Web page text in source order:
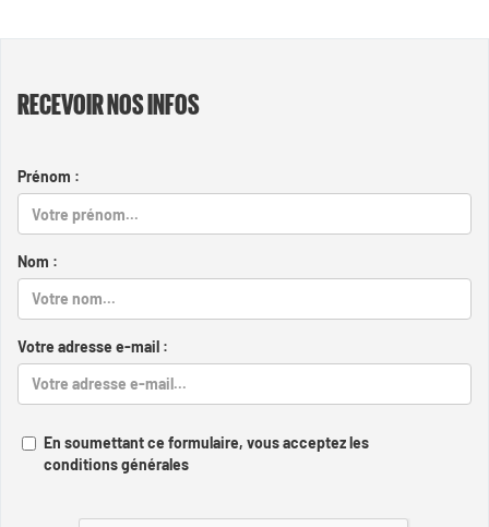
RECEVOIR NOS INFOS
Prénom :
Nom :
Votre adresse e-mail :
En soumettant ce formulaire, vous acceptez les
conditions générales